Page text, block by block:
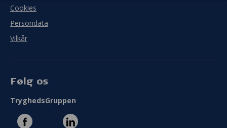
I meget ringe grad
Cookies
Persondata
Vilkår
Følg os
TryghedsGruppen